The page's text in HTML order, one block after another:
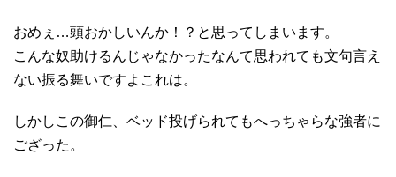
おめぇ…頭おかしいんか！？と思ってしまいます。
こんな奴助けるんじゃなかったなんて思われても文句言え
ない振る舞いですよこれは。
しかしこの御仁、ベッド投げられてもへっちゃらな強者に
ござった。